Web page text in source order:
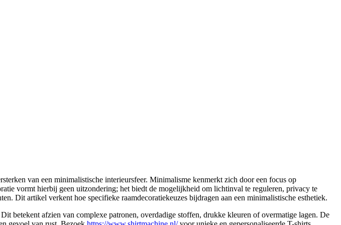
van een minimalistische interieursfeer. Minimalisme kenmerkt zich door een focus op
vormt hierbij geen uitzondering; het biedt de mogelijkheid om lichtinval te reguleren, privacy te
Dit artikel verkent hoe specifieke raamdecoratiekeuzes bijdragen aan een minimalistische esthetiek.
betekent afzien van complexe patronen, overdadige stoffen, drukke kleuren of overmatige lagen. De